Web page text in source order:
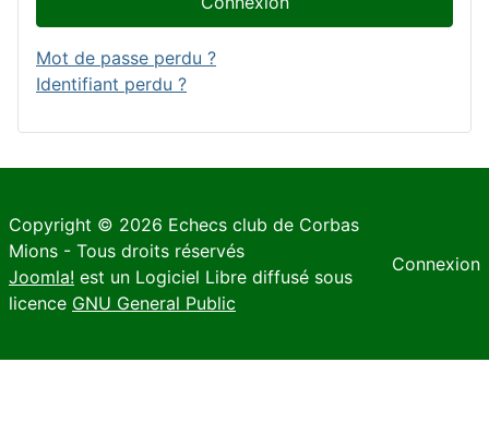
Mot de passe perdu ?
Identifiant perdu ?
Copyright © 2026 Echecs club de Corbas
Mions - Tous droits réservés
Joomla! est un Logiciel Libre diffusé sous
licence GNU General Public
Connexion